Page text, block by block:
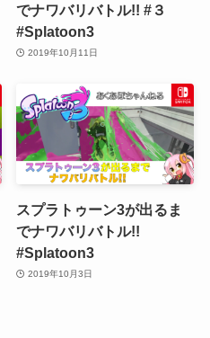
でナワバリバトル!! #３
#Splatoon3
2019年10月11日
スプラトゥーン3が出るま
でナワバリバトル!!
#Splatoon3
2019年10月3日